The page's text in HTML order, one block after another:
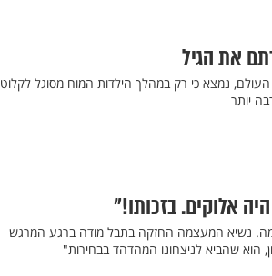
את הגיל
בהשתתפות מעל 700 איש מרחבי העולם, נמצא כי רק במהלך הילדות המוח מסוגל לקלוט
יותר
אלוקים. בזכותו!"
נשיא המעצמה החזקה בתבל מודה ברגע המרגש
הוא שהביא לניצחונו המהדהד בבחירות"